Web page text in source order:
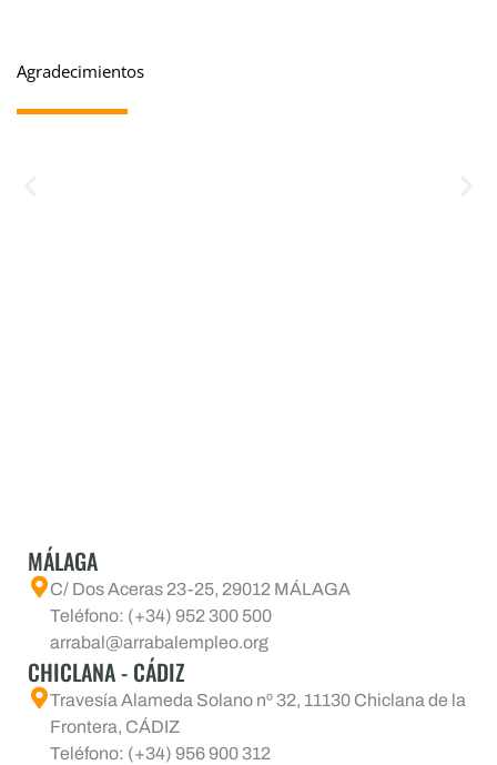
Agradecimientos
MÁLAGA
C/ Dos Aceras 23-25, 29012 MÁLAGA
Teléfono: (+34) 952 300 500
arrabal@arrabalempleo.org
CHICLANA - CÁDIZ
Travesía Alameda Solano nº 32, 11130 Chiclana de la
Frontera, CÁDIZ
Teléfono: (+34) 956 900 312